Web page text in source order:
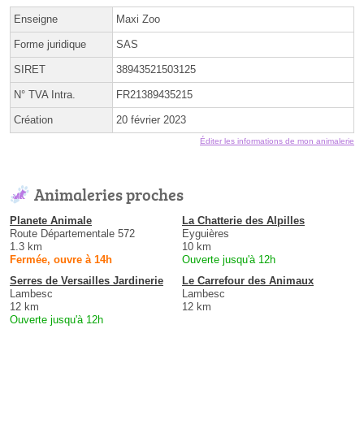
Enseigne Maxi Zoo
Forme juridique SAS
SIRET 38943521503125
N° TVA Intra. FR21389435215
Création 20 février 2023
Éditer les informations de mon animalerie
Animaleries proches
Planete Animale
Route Départementale 572
1.3 km
Fermée, ouvre à 14h
La Chatterie des Alpilles
Eyguières
10 km
Ouverte jusqu'à 12h
Serres de Versailles Jardinerie
Lambesc
12 km
Ouverte jusqu'à 12h
Le Carrefour des Animaux
Lambesc
12 km